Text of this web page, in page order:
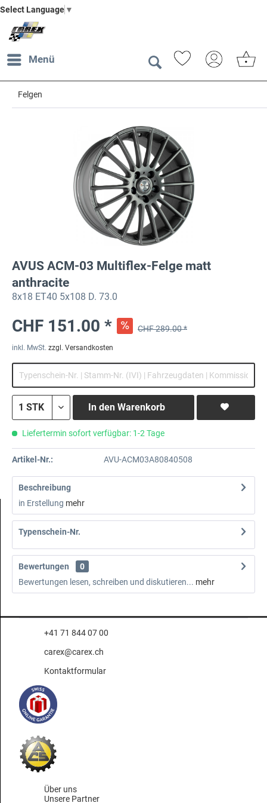
Select Language ▼
Menü
Felgen
AVUS ACM-03 Multiflex-Felge matt
anthracite
8x18 ET40 5x108 D. 73.0
CHF 151.00 * CHF 289.00 *
inkl. MwSt. zzgl. Versandkosten
In den Warenkorb
Liefertermin sofort verfügbar: 1-2 Tage
Artikel-Nr.: AVU-ACM03A80840508
Beschreibung
in Erstellung mehr
Typenschein-Nr.
Bewertungen
0
Bewertungen lesen, schreiben und diskutieren... mehr
+41 71 844 07 00
carex@carex.ch
Kontaktformular
Über uns
Unsere Partner